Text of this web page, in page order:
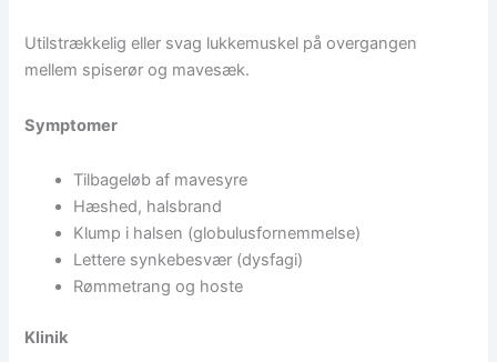
Utilstrækkelig eller svag lukkemuskel på overgangen
mellem spiserør og mavesæk.
Symptomer
Tilbageløb af mavesyre
Hæshed, halsbrand
Klump i halsen (globulusfornemmelse)
Lettere synkebesvær (dysfagi)
Rømmetrang og hoste
Klinik